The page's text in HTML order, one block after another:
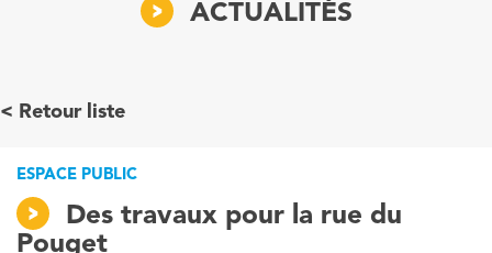
ACTUALITÉS
Retour liste
Des travaux pour la rue du
Pouget
ESPACE PUBLIC